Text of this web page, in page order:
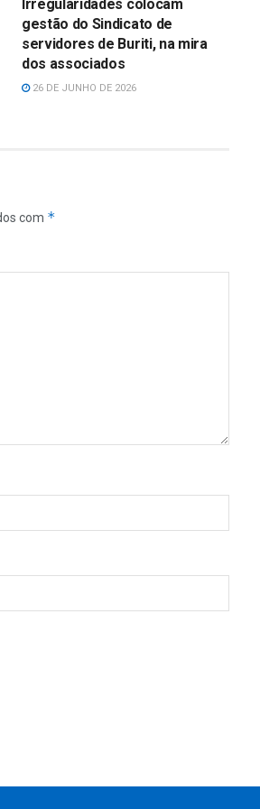
Irregularidades colocam
gestão do Sindicato de
servidores de Buriti, na mira
dos associados
26 DE JUNHO DE 2026
com *